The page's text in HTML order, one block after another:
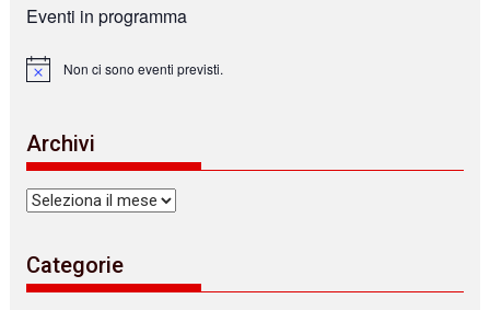
Eventi in programma
N
c
e
Non ci sono eventi previsti.
Archivi
Archivi
Categorie